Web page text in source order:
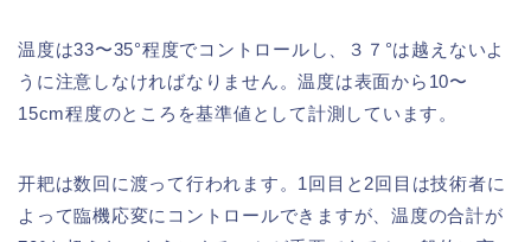
温度は33〜35°程度でコントロールし、３７°は越えないよ
うに注意しなければなりません。温度は表面から10〜
15cm程度のところを基準値として計測しています。
开耙は数回に渡って行われます。1回目と2回目は技術者に
よって臨機応変にコントロールできますが、温度の合計が